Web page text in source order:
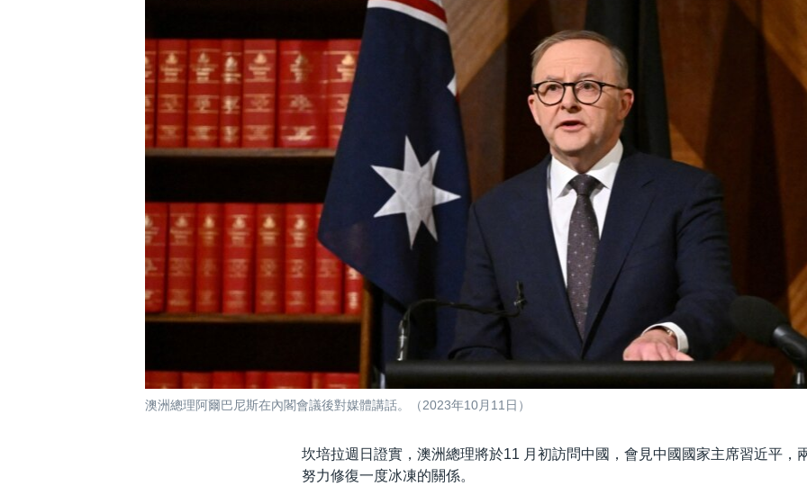
澳洲總理阿爾巴尼斯在內閣會議後對媒體講話。（2023年10月11日）
坎培拉週日證實，澳洲總理將於11 月初訪問中國，會見中國國家主席習近平，
努力修復一度冰凍的關係。